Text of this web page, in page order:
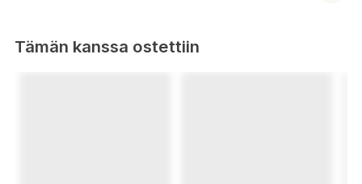
Tämän kanssa ostettiin